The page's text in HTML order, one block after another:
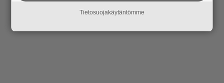
Tietosuojakäytäntömme